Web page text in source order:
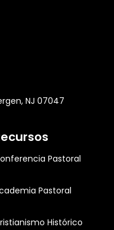
NJ 07047
Pastoral
Pastoral
Histórico